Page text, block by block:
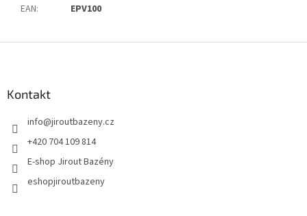
EAN: EPV100
Kontakt
info@jiroutbazeny.cz
+420 704 109 814
E-shop Jirout Bazény
eshopjiroutbazeny